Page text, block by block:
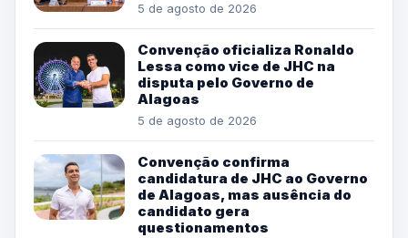
5 de agosto de 2026
Convenção oficializa Ronaldo
Lessa como vice de JHC na
disputa pelo Governo de
Alagoas
5 de agosto de 2026
Convenção confirma
candidatura de JHC ao Governo
de Alagoas, mas ausência do
candidato gera
questionamentos